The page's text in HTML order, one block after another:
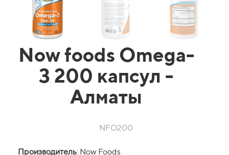
Now foods Omega-
3 200 капсул -
Алматы
NFO200
Производитель: Now Foods